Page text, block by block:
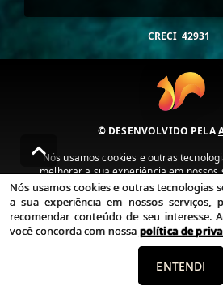
CRECI 42931
© DESENVOLVIDO PELA
Nós usamos cookies e outras
melhorar a sua experiência em
publicidade e recomendar conteúdo de
nossos serviços, você concorda com
termos de uso.
Política de Privacidade
Nós usamos cookies e outras tecnologias
a sua experiência em nossos serviços,
recomendar conteúdo de seu interesse.
você concorda com nossa política de
ENTENDI